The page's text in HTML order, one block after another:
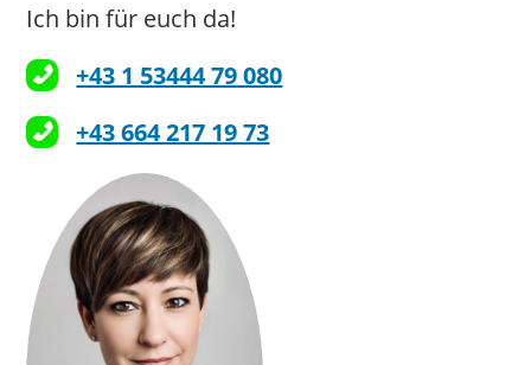
Ich bin für euch da!
+43 1 53444 79 080
+43 664 217 19 73